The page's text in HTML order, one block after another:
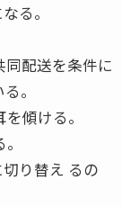
る。
配送を条件に
。
傾ける。
り替え るの